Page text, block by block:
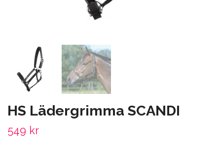
HS Lädergrimma SCANDI
549 kr